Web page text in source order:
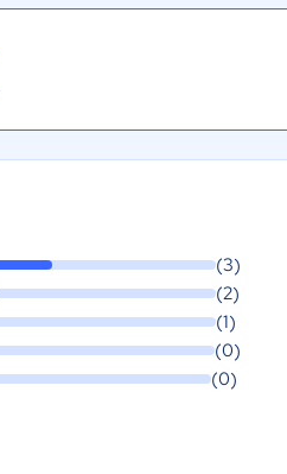
(3)
(2)
(1)
(0)
(0)